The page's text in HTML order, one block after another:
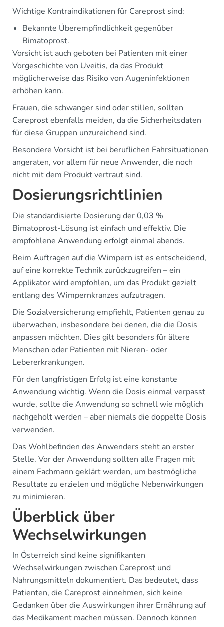
Wichtige Kontraindikationen für Careprost sind:
Bekannte Überempfindlichkeit gegenüber
Bimatoprost.
Vorsicht ist auch geboten bei Patienten mit einer
Vorgeschichte von Uveitis, da das Produkt
möglicherweise das Risiko von Augeninfektionen
erhöhen kann.
Frauen, die schwanger sind oder stillen, sollten
Careprost ebenfalls meiden, da die Sicherheitsdaten
für diese Gruppen unzureichend sind.
Besondere Vorsicht ist bei beruflichen Fahrsituationen
angeraten, vor allem für neue Anwender, die noch
nicht mit dem Produkt vertraut sind.
Dosierungsrichtlinien
Die standardisierte Dosierung der 0,03 %
Bimatoprost-Lösung ist einfach und effektiv. Die
empfohlene Anwendung erfolgt einmal abends.
Beim Auftragen auf die Wimpern ist es entscheidend,
auf eine korrekte Technik zurückzugreifen – ein
Applikator wird empfohlen, um das Produkt gezielt
entlang des Wimpernkranzes aufzutragen.
Die Sozialversicherung empfiehlt, Patienten genau zu
überwachen, insbesondere bei denen, die die Dosis
anpassen möchten. Dies gilt besonders für ältere
Menschen oder Patienten mit Nieren- oder
Lebererkrankungen.
Für den langfristigen Erfolg ist eine konstante
Anwendung wichtig. Wenn die Dosis einmal verpasst
wurde, sollte die Anwendung so schnell wie möglich
nachgeholt werden – aber niemals die doppelte Dosis
verwenden.
Das Wohlbefinden des Anwenders steht an erster
Stelle. Vor der Anwendung sollten alle Fragen mit
einem Fachmann geklärt werden, um bestmögliche
Resultate zu erzielen und mögliche Nebenwirkungen
zu minimieren.
Überblick über
Wechselwirkungen
In Österreich sind keine signifikanten
Wechselwirkungen zwischen Careprost und
Nahrungsmitteln dokumentiert. Das bedeutet, dass
Patienten, die Careprost einnehmen, sich keine
Gedanken über die Auswirkungen ihrer Ernährung auf
das Medikament machen müssen. Dennoch können